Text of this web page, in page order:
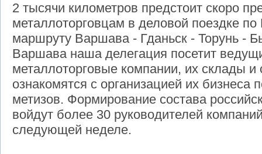
2 тысячи километров предстоит скоро
металлоторговцам в деловой поездке
маршруту Варшава - Гданьск - Торунь -
Варшава наша делегация посетит
металлоторговые компании, их склады
ознакомятся с организацией их бизнеса
метизов. Формирование состава
войдут более 30 руководителей
следующей неделе.